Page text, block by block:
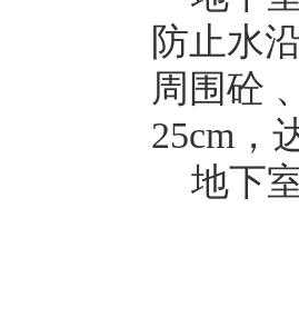
防止水
周围砼
25cm，
地下